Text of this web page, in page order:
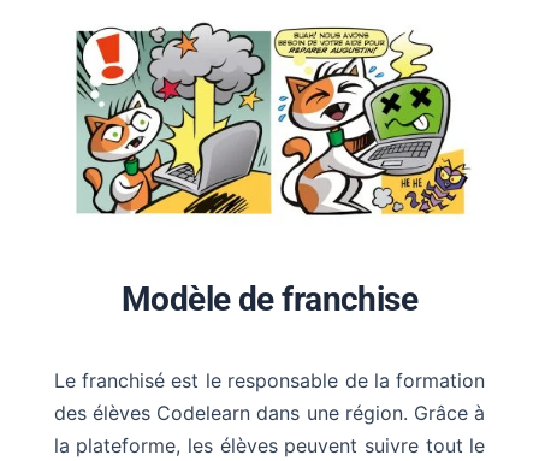
Modèle de franchise
Le franchisé est le responsable de la formation
des élèves Codelearn dans une région. Grâce à
la plateforme, les élèves peuvent suivre tout le